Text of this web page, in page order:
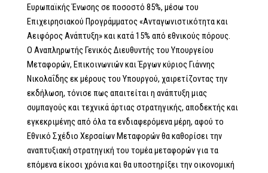
Ευρωπαϊκής Ένωσης σε ποσοστό 85%, μέσω του
Επιχειρησιακού Προγράμματος «Ανταγωνιστικότητα και
Αειφόρος Ανάπτυξη» και κατά 15% από εθνικούς πόρους.
Ο Αναπληρωτής Γενικός Διευθυντής του Υπουργείου
Μεταφορών, Επικοινωνιών και Έργων κύριος Γιάννης
Νικολαΐδης εκ μέρους του Υπουργού, χαιρετίζοντας την
εκδήλωση, τόνισε πως απαιτείται η ανάπτυξη μιας
συμπαγούς και τεχνικά άρτιας στρατηγικής, αποδεκτής και
εγκεκριμένης από όλα τα ενδιαφερόμενα μέρη, αφού το
Εθνικό Σχέδιο Χερσαίων Μεταφορών θα καθορίσει την
αναπτυξιακή στρατηγική του τομέα μεταφορών για τα
επόμενα είκοσι χρόνια και θα υποστηρίξει την οικονομική